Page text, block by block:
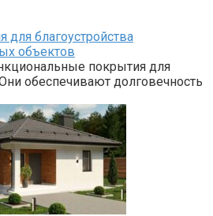
благоустройства
объектов
покрытия для
обеспечивают долговечность